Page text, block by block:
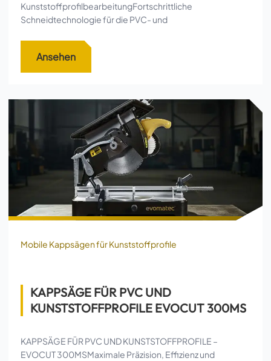
KunststoffprofilbearbeitungFortschrittliche
Schneidtechnologie für die PVC- und
Ansehen
Mobile Kappsägen für Kunststoffprofile
KAPPSÄGE FÜR PVC UND
KUNSTSTOFFPROFILE EVOCUT 300MS
KAPPSÄGE FÜR PVC UND KUNSTSTOFFPROFILE –
EVOCUT 300MSMaximale Präzision, Effizienz und